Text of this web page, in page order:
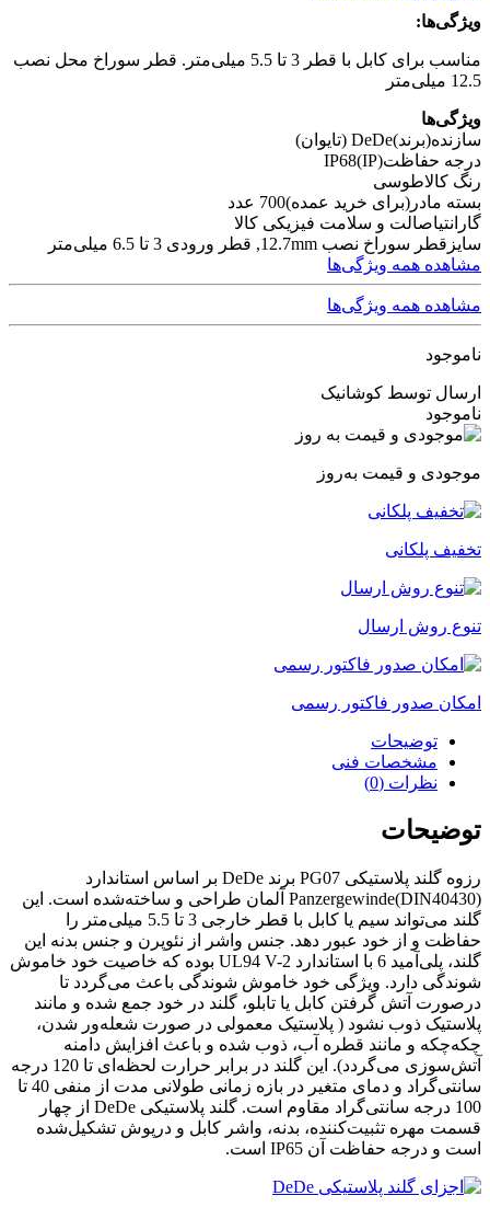
ویژگی‌ها:
مناسب برای کابل با قطر 3 تا 5.5 میلی‌متر. قطر سوراخ محل نصب
12.5 میلی‌متر
ویژگی‌ها
سازنده(برند)DeDe (تایوان)
درجه حفاظت(IP)
IP68
رنگ کالاطوسی
بسته مادر(برای خرید عمده)700 عدد
گارانتیاصالت و سلامت فیزیکی کالا
سایز قطر سوراخ نصب 12.7mm, قطر ورودی 3 تا 6.5 میلی‌متر
مشاهده همه ویژگی‌ها
مشاهده همه ویژگی‌ها
ناموجود
ارسال توسط کوشانیک
ناموجود
موجودی و قیمت به‌روز
تخفیف پلکانی
تنوع روش ارسال
امکان صدور فاکتور رسمی
توضیحات
مشخصات فنی
نظرات (0)
توضیحات
رزوه گلند پلاستیکی PG07 برند DeDe بر اساس استاندارد
Panzergewinde(DIN40430) آلمان طراحی و ساخته‌شده است. این
گلند می‌تواند سیم یا کابل با قطر خارجی 3 تا 5.5 میلی‌متر را
حفاظت و از خود عبور دهد. جنس واشر از نئوپرن و جنس بدنه این
گلند، پلی‌آمید 6 با استاندارد UL94 V-2 بوده که خاصیت خود خاموش
شوندگی دارد. ویژگی خود خاموش شوندگی باعث می‌گردد تا
درصورت آتش گرفتن کابل یا تابلو، گلند در خود جمع شده و مانند
پلاستیک ذوب نشود ( پلاستیک معمولی در صورت شعله‌ور شدن،
چکه‌چکه و مانند قطره آب، ذوب شده و باعث افزایش دامنه
آتش‌سوزی می‌گردد). این گلند در برابر حرارت لحظه‌ای تا 120 درجه
سانتی‌گراد و دمای متغیر در بازه زمانی طولانی مدت از منفی 40 تا
100 درجه سانتی‌گراد مقاوم است. گلند پلاستیکی DeDe از چهار
قسمت مهره تثبیت‌کننده، بدنه، واشر کابل و درپوش تشکیل‌شده
است و درجه حفاظت آن IP65 است.